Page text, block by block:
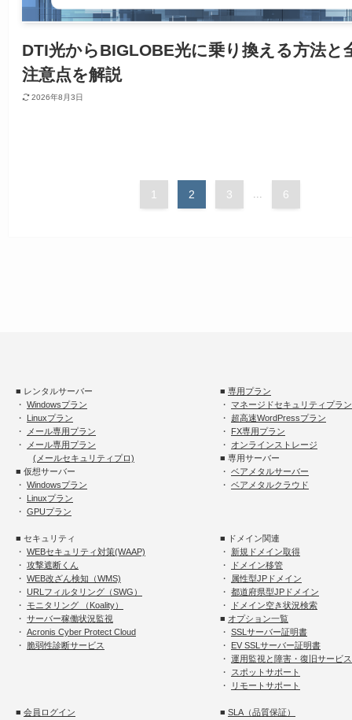
DTI光からBIGLOBE光に乗り換える方法と
注意点を解説
2026年8月3日
1 2 3 ... 6
■ レンタルサーバー ■ 専用プラン
・ Windowsプラン ・ マネージドセキュリティプラン
・ Linuxプラン ・ 超高速WordPressプラン
・
メール専用プラン ・ FX専用プラン
・
メール専用プラン ・ オンラインストレージ
(メールセキュリティプロ)
■ 専用サーバー
■ 仮想サーバー
・ ベアメタルサーバー
・ Windowsプラン ・ ベアメタルクラウド
・ Linuxプラン
・ GPUプラン
■ セキュリティ
■ ドメイン関連
・ WEBセキュリティ対策(WAAP) ・ 新規ドメイン取得
・ 攻撃遮断くん ・
ドメイン移管
・ WEB改ざん検知（WMS) ・
属性型JPドメイン
・ URLフィルタリング（SWG） ・ 都道府県型JPドメイン
・ モニタリング （Koality） ・
ドメイン空き状況検索
・ サーバー稼働状況監視 ■ オプション一覧
・ Acronis Cyber Protect Cloud ・ SSLサーバー証明書
・ 脆弱性診断サービス ・ EV SSLサーバー証明書
・ 運用監視と障害・復旧サービス
・ スポットサポート
・
リモートサポート
■ 会員ログイン ■ SLA（品質保証）